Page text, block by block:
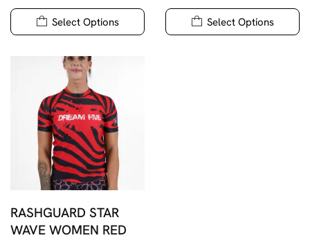
Select Options Select Options
RASHGUARD STAR
WAVE WOMEN RED